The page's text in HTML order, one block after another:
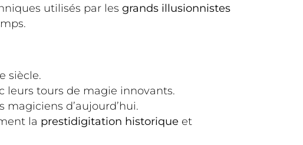
utilisés par les grands illusionnistes
siècle.
tours de magie innovants.
magiciens d’aujourd’hui.
la prestidigitation historique et